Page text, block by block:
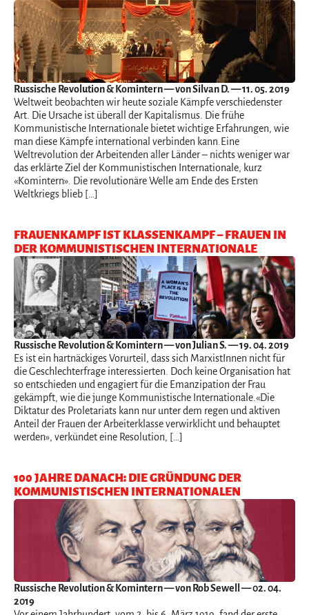
Russische Revolution & Komintern— von Silvan D. — 11. 05. 2019
Weltweit beobachten wir heute soziale Kämpfe verschiedenster
Art. Die Ursache ist überall der Kapitalismus. Die frühe
Kommunistische Internationale bietet wichtige Erfahrungen, wie
man diese Kämpfe international verbinden kann.Eine
Weltrevolution der Arbeitenden aller Länder – nichts weniger war
das erklärte Ziel der Kommunistischen Internationale, kurz
«Komintern». Die revolutionäre Welle am Ende des Ersten
Weltkriegs blieb […]
FRAUENKAMPF IST KLASSENKAMPF – FRAUEN IN
DER KOMMUNISTISCHEN INTERNATIONALE
Russische Revolution & Komintern— von Julian S. — 19. 04. 2019
Es ist ein hartnäckiges Vorurteil, dass sich MarxistInnen nicht für
die Geschlechterfrage interessierten. Doch keine Organisation hat
so entschieden und engagiert für die Emanzipation der Frau
gekämpft, wie die junge Kommunistische Internationale.«Die
Diktatur des Proletariats kann nur unter dem regen und aktiven
Anteil der Frauen der Arbeiterklasse verwirklicht und behauptet
werden», verkündet eine Resolution, […]
100 JAHRE DANACH: DIE GRÜNDUNG DER
KOMMUNISTISCHEN INTERNATIONALEN
Russische Revolution & Komintern— von Rob Sewell — 02. 04.
2019